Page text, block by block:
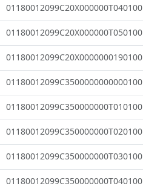
01180012099C20X000000T040100
01180012099C20X000000T050100
01180012099C20X0000000190100
01180012099C3500000000000100
01180012099C350000000T010100
01180012099C350000000T020100
01180012099C350000000T030100
01180012099C350000000T040100